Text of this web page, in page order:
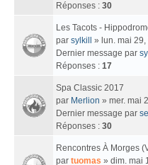
Réponses : 30
Les Tacots -
par sylkill » lun. mai
Dernier message par
Réponses : 17
Spa Classic 2017
par Merlion » mer. mai
Dernier message par
Réponses : 30
Rencontres À Morges
par tuomas » dim. mai